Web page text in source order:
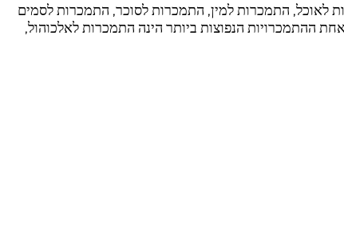
לאוכל, התמכרות למין, התמכרות לסוכר, התמכרות לסמים
ההתמכרויות הנפוצות ביותר הינה התמכרות לאלכוהול,